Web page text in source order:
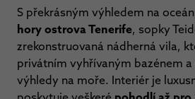
S překrásným výhledem na
hory ostrova Tenerife, sopky
zrekonstruovaná nádherná vila,
privátním vyhřívaným bazénem
výhledy na moře. Interiér je